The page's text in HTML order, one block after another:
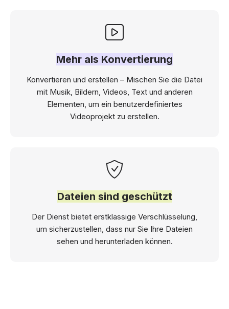
Mehr als Konvertierung
Konvertieren und erstellen – Mischen Sie die Datei
mit Musik, Bildern, Videos, Text und anderen
Elementen, um ein benutzerdefiniertes
Videoprojekt zu erstellen.
Dateien sind geschützt
Der Dienst bietet erstklassige Verschlüsselung,
um sicherzustellen, dass nur Sie Ihre Dateien
sehen und herunterladen können.